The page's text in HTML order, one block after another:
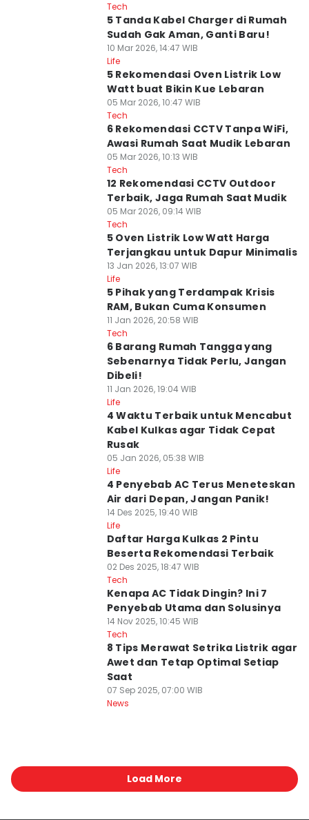
Tech
5 Tanda Kabel Charger di Rumah
Sudah Gak Aman, Ganti Baru!
10 Mar 2026, 14:47 WIB
Life
5 Rekomendasi Oven Listrik Low
Watt buat Bikin Kue Lebaran
05 Mar 2026, 10:47 WIB
Tech
6 Rekomendasi CCTV Tanpa WiFi,
Awasi Rumah Saat Mudik Lebaran
05 Mar 2026, 10:13 WIB
Tech
12 Rekomendasi CCTV Outdoor
Terbaik, Jaga Rumah Saat Mudik
05 Mar 2026, 09:14 WIB
Tech
5 Oven Listrik Low Watt Harga
Terjangkau untuk Dapur Minimalis
13 Jan 2026, 13:07 WIB
Life
5 Pihak yang Terdampak Krisis
RAM, Bukan Cuma Konsumen
11 Jan 2026, 20:58 WIB
Tech
6 Barang Rumah Tangga yang
Sebenarnya Tidak Perlu, Jangan
Dibeli!
11 Jan 2026, 19:04 WIB
Life
4 Waktu Terbaik untuk Mencabut
Kabel Kulkas agar Tidak Cepat
Rusak
05 Jan 2026, 05:38 WIB
Life
4 Penyebab AC Terus Meneteskan
Air dari Depan, Jangan Panik!
14 Des 2025, 19:40 WIB
Life
Daftar Harga Kulkas 2 Pintu
Beserta Rekomendasi Terbaik
02 Des 2025, 18:47 WIB
Tech
Kenapa AC Tidak Dingin? Ini 7
Penyebab Utama dan Solusinya
14 Nov 2025, 10:45 WIB
Tech
8 Tips Merawat Setrika Listrik agar
Awet dan Tetap Optimal Setiap
Saat
07 Sep 2025, 07:00 WIB
News
Load More